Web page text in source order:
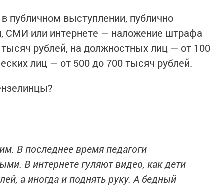
публичном выступлении, публично
СМИ или интернете — наложение штрафа
рублей, на должностных лиц — от 100
лиц — от 500 до 700 тысяч рублей.
В последнее время педагоги
В интернете гуляют видео, как дети
а иногда и поднять руку. А бедный